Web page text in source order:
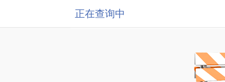
正在查询中